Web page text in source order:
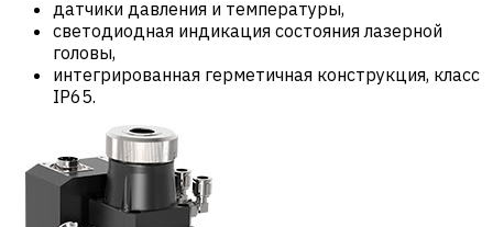
датчики давления и температуры,
светодиодная индикация состояния лазерной
головы,
интегрированная герметичная конструкция, класс
IP65.